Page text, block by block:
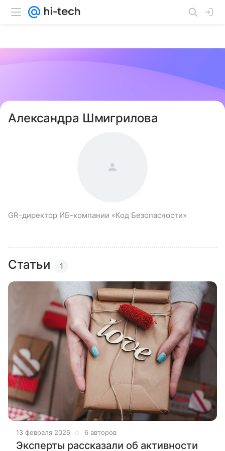
Александра Шмигрилова
GR-директор ИБ-компании «Код Безопасности»
Статьи 1
13 февраля 2026 6 авторов
Эксперты рассказали об активности